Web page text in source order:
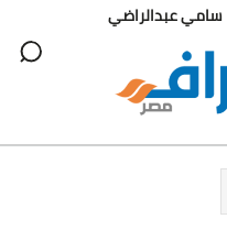
سامي عبدالراضي